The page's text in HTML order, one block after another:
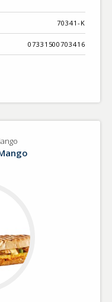
70341-K
07331500703416